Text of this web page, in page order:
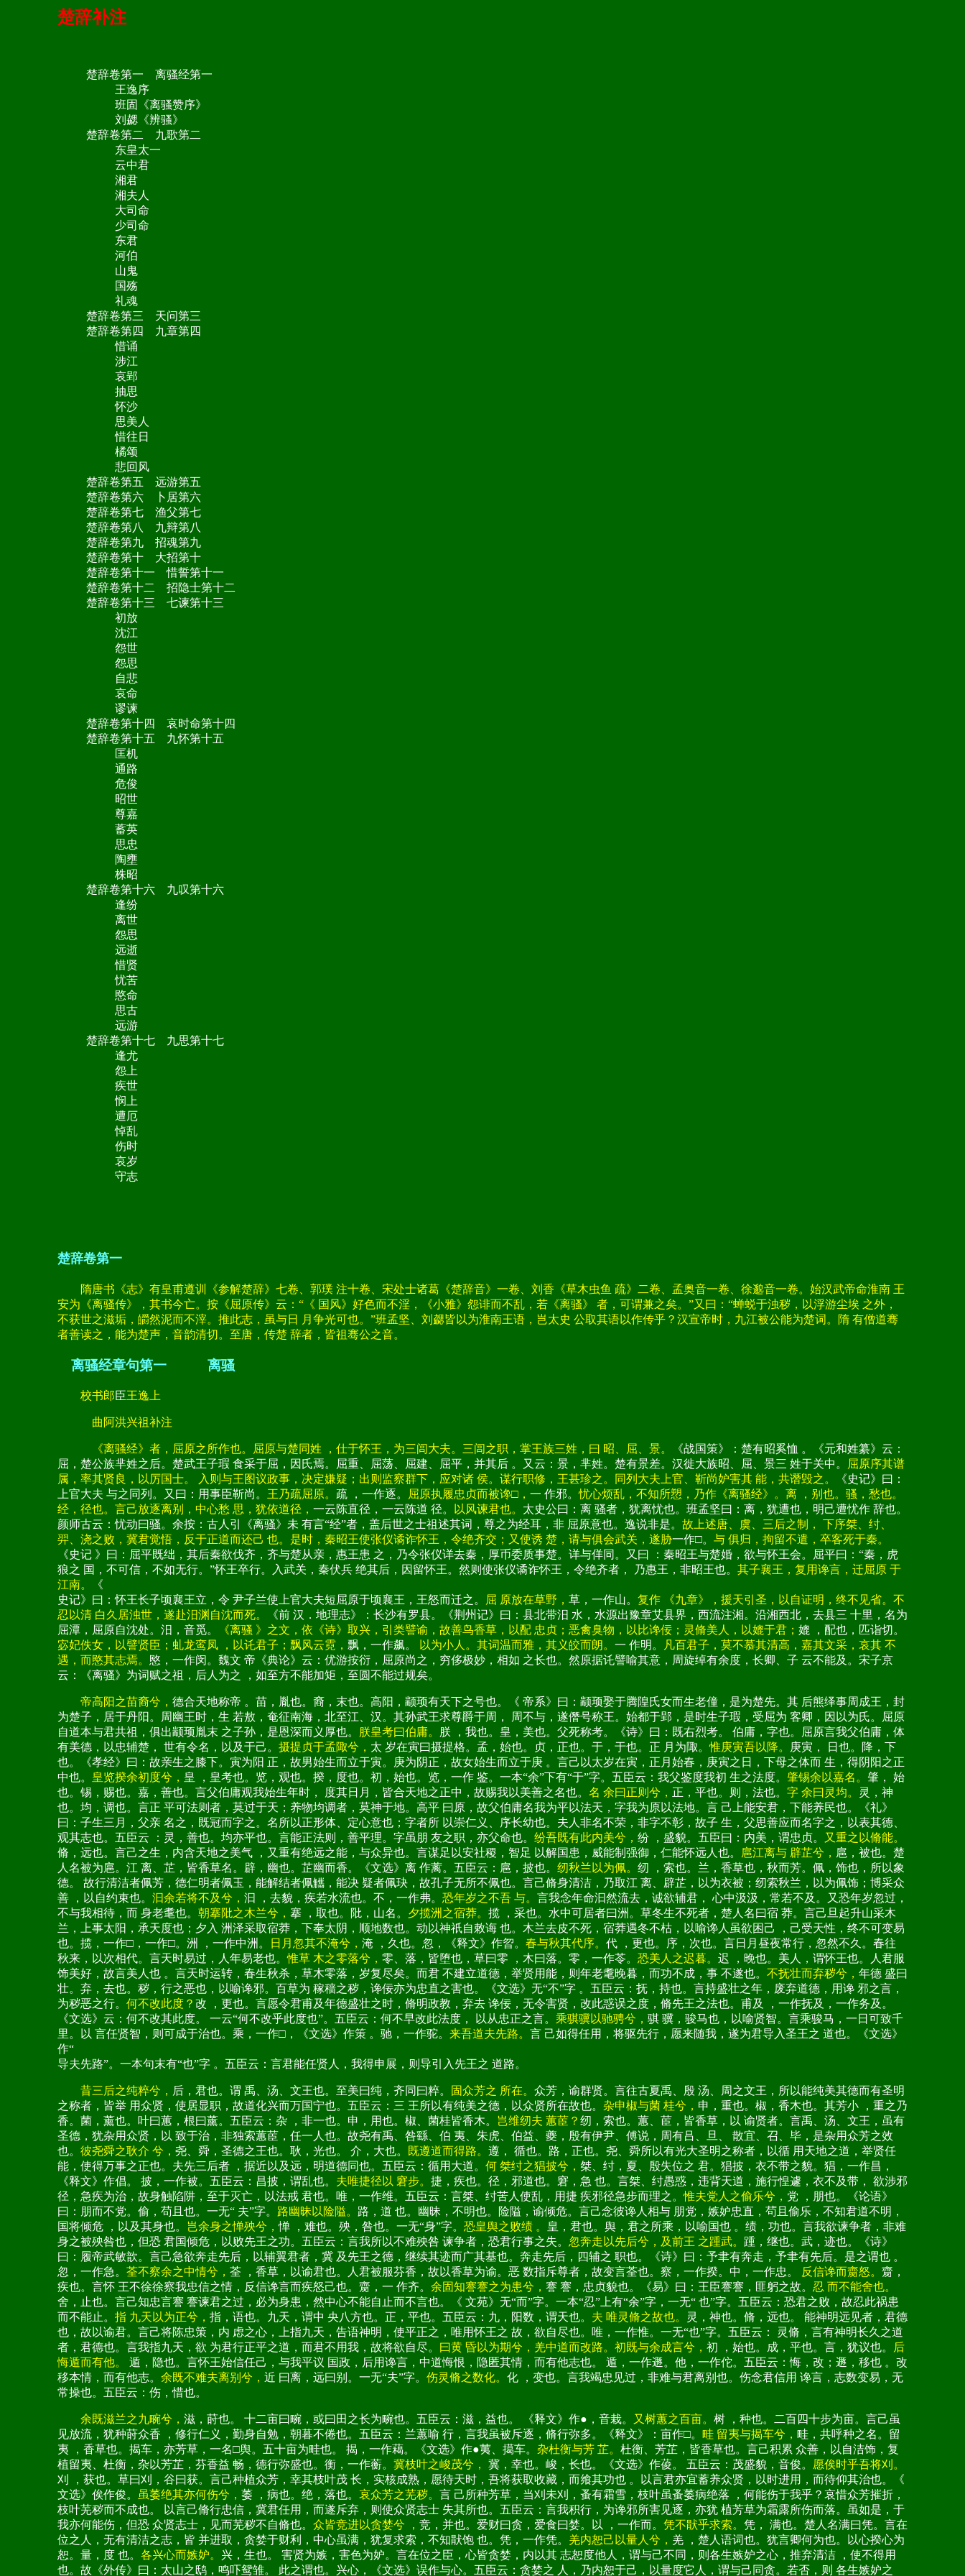
楚辞补注
楚辞卷第一 离骚经第一
王逸序
班固《离骚赞序》
刘勰《辨骚》
楚辞卷第二 九歌第二
东皇太一
云中君
湘君
湘夫人
大司命
少司命
东君
河伯
山鬼
国殇
礼魂
楚辞卷第三 天问第三
楚辞卷第四 九章第四
惜诵
涉江
哀郢
抽思
怀沙
思美人
惜往日
橘颂
悲回风
楚辞卷第五 远游第五
楚辞卷第六 卜居第六
楚辞卷第七 渔父第七
楚辞卷第八 九辩第八
楚辞卷第九 招魂第九
楚辞卷第十 大招第十
楚辞卷第十一 惜誓第十一
楚辞卷第十二 招隐士第十二
楚辞卷第十三 七谏第十三
初放
沈江
怨世
怨思
自悲
哀命
谬谏
楚辞卷第十四 哀时命第十四
楚辞卷第十五 九怀第十五
匡机
通路
危俊
昭世
尊嘉
蓄英
思忠
陶壅
株昭
楚辞卷第十六 九叹第十六
逢纷
离世
怨思
远逝
惜贤
忧苦
愍命
思古
远游
楚辞卷第十七 九思第十七
逢尤
怨上
疾世
悯上
遭厄
悼乱
伤时
哀岁
守志
楚辞卷第一
隋唐书《志》有皇甫遵训《参解楚辞》七卷、郭璞 注十卷、宋处士诸葛《楚辞音》一卷、刘香《草木虫鱼 疏》二卷、孟奥音一卷、徐邈音一卷。始汉武帝命淮南 王
安为《离骚传》，其书今亡。按《屈原传》云：“《 国风》好色而不淫，《小雅》怨诽而不乱，若《离骚》 者，可谓兼之矣。”又曰：“蝉蜕于浊秽，以浮游尘埃 之外，
不获世之滋垢，皭然泥而不滓。推此志，虽与日 月争光可也。”班孟坚、刘勰皆以为淮南王语，岂太史 公取其语以作传乎？汉宣帝时，九江被公能为楚词。隋 有僧道骞
者善读之，能为楚声，音韵清切。至唐，传楚 辞者，皆祖骞公之音。
离骚经章句第一 离骚
校书郎臣王逸上
曲阿洪兴祖补注
《离骚经》者，屈原之所作也。屈原与楚同姓 ，仕于怀王，为三闾大夫。三闾之职，掌王族三姓，曰 昭、屈、景。
《战国策》：楚有昭奚恤 。《元和姓纂》云：
屈，楚公族芈姓之后。楚武王子瑕 食采于屈，因氏焉。屈重、屈荡、屈建、屈平，并其后 。又云：景，芈姓。楚有景差。汉徙大族昭、屈、景三 姓于关中。
屈原序其谱
属，率其贤良，以厉国士。 入则与王图议政事，决定嫌疑；出则监察群下，应对诸 侯。谋行职修，王甚珍之。同列大夫上官、靳尚妒害其 能，共谮毁之。
《史记》曰：
上官大夫 与之同列。又曰：用事臣靳尚。 王乃疏屈原。 疏 ，一作逐。 屈原执履忠贞而被谗□， 一 作邪。忧心烦乱，不知所愬，乃作《离骚经》。离 ，别也。骚，愁也。
经，径也。言己放逐离别，中心愁 思，犹依道径， 一云陈直径，一云陈道 径。 以风谏君也。 太史公曰：离 骚者，犹离忧也。班孟坚曰：离，犹遭也，明己遭忧作 辞也。
颜师古云：忧动曰骚。余按：古人引《离骚》未 有言“经”者，盖后世之士祖述其词，尊之为经耳，非 屈原意也。逸说非是。 故上述唐、虞、三后之制， 下序桀、纣、
羿、浇之败，冀君觉悟，反于正道而还己 也。是时，秦昭王使张仪谲诈怀王，令绝齐交；又使诱 楚，请与俱会武关，遂胁一作□。 与 俱归，拘留不遣，卒客死于秦。
《史记 》曰：屈平既绌，其后秦欲伐齐，齐与楚从亲，惠王患 之，乃令张仪详去秦，厚币委质事楚。详与佯同。又曰 ：秦昭王与楚婚，欲与怀王会。屈平曰：“秦，虎
狼之 国，不可信，不如无行。”怀王卒行。入武关，秦伏兵 绝其后，因留怀王。然则使张仪谲诈怀王，令绝齐者， 乃惠王，非昭王也。 其子襄王，复用谗言，迁屈原 于
江南。
《
史记》曰：怀王长子顷襄王立，令 尹子兰使上官大夫短屈原于顷襄王，王怒而迁之。
屈 原放在草野， 草，一作山。 复作 《九章》，援天引圣，以自证明，终不见省。不
忍以清 白久居浊世，遂赴汨渊自沈而死。
《前 汉．地理志》：长沙有罗县。《荆州记》曰：县北带汨 水，水源出豫章艾县界，西流注湘。沿湘西北，去县三 十里，名为
屈潭，屈原自沈处。汨，音觅。
《离骚 》之文，依《诗》取兴，引类譬谕，故善鸟香草，以配 忠贞；恶禽臭物，以比谗佞；灵脩美人，以媲于君； 媲 ，配也，匹诣切。
宓妃佚女，以譬贤臣；虬龙鸾凤 ，以讬君子；飘风云霓， 飘，一作飙。 以为小人。其词温而雅，其义皎而朗。 一 作明。
凡百君子，莫不慕其清高，嘉其文采，哀其 不
遇，而愍其志焉。 愍，一作闵。魏文 帝《典论》云：优游按衍，屈原尚之，穷侈极妙，相如 之长也。然原据讬譬喻其意，周旋绰有余度，长卿、子 云不能及。宋子京
云：《离骚》为词赋之祖，后人为之 ，如至方不能加矩，至圆不能过规矣。
帝高阳之苗裔兮， 德合天地称帝 。苗，胤也。裔，末也。高阳，颛顼有天下之号也。《 帝系》曰：颛顼娶于腾隍氏女而生老僮，是为楚先。其 后熊绎事周成王，封
为楚子，居于丹阳。周幽王时，生 若敖，奄征南海，北至江、汉。其孙武王求尊爵于周， 周不与，遂僭号称王。始都于郢，是时生子瑕，受屈为 客卿，因以为氏。屈原
自道本与君共祖，俱出颛顼胤末 之子孙，是恩深而义厚也。 朕皇考曰伯庸。 朕 ，我也。皇，美也。父死称考。《诗》曰：既右烈考。 伯庸，字也。屈原言我父伯庸，体
有美德，以忠辅楚， 世有令名，以及于己。 摄提贞于孟陬兮， 太 岁在寅曰摄提格。孟，始也。贞，正也。于，于也。正 月为陬。惟庚寅吾以降。
庚寅， 日也。降，下
也。《孝经》曰：故亲生之膝下。寅为阳 正，故男始生而立于寅。庚为阴正，故女始生而立于庚 。言己以太岁在寅，正月始春，庚寅之日，下母之体而 生，得阴阳之正
中也。 皇览揆余初度兮， 皇 ，皇考也。览，观也。揆，度也。初，始也。览，一作 鉴。一本“余”下有“于”字。五臣云：我父鉴度我初 生之法度。 肇锡余以嘉名。 肇， 始
也。锡，赐也。嘉，善也。言父伯庸观我始生年时， 度其日月，皆合天地之正中，故赐我以美善之名也。 名 余曰正则兮， 正，平也。则，法也。 字 余曰灵均。
灵，神
也。均，调也。言正 平可法则者，莫过于天；养物均调者，莫神于地。高平 曰原，故父伯庸名我为平以法天，字我为原以法地。言 己上能安君，下能养民也。《礼》
曰：子生三月，父亲 名之，既冠而字之。名所以正形体、定心意也；字者所 以崇仁义、序长幼也。夫人非名不荣，非字不彰，故子 生，父思善应而名字之，以表其德、
观其志也。五臣云 ：灵，善也。均亦平也。言能正法则，善平理。字虽朋 友之职，亦父命也。 纷吾既有此内美兮， 纷 ，盛貌。五臣曰：内美，谓忠贞。
又重之以脩能。
脩，远也。言己之生，内含天地之美气 ，又重有绝远之能，与众异也。言谋足以安社稷，智足 以解国患，威能制强御，仁能怀远人也。
扈江离与 辟芷兮， 扈，被也。楚
人名被为扈。江 离、芷，皆香草名。辟，幽也。芷幽而香。《文选》离 作蓠。五臣云：扈，披也。 纫秋兰以为佩。 纫 ，索也。兰，香草也，秋而芳。佩，饰也，所以象
德。 故行清洁者佩芳，德仁明者佩玉，能解结者佩觿，能决 疑者佩玦，故孔子无所不佩也。言己脩身清洁，乃取江 离、辟芷，以为衣被；纫索秋兰，以为佩饰；博采众
善 ，以自约束也。 汩余若将不及兮， 汩 ，去貌，疾若水流也。不，一作弗。 恐年岁之不吾 与。 言我念年命汩然流去，诚欲辅君， 心中汲汲，常若不及。又恐年岁忽过，
不与我相待，而 身老耄也。 朝搴阰之木兰兮， 搴 ，取也。阰，山名。 夕揽洲之宿莽。 揽 ，采也。水中可居者曰洲。草冬生不死者，楚人名曰宿 莽。言己旦起升山采木
兰，上事太阳，承天度也；夕入 洲泽采取宿莽，下奉太阴，顺地数也。动以神祇自敕诲 也。木兰去皮不死，宿莽遇冬不枯，以喻谗人虽欲困己 ，己受天性，终不可变易
也。揽，一作□，一作□。洲 ，一作中洲。
日月忽其不淹兮， 淹 ，久也。忽，《释文》作曶。 春与秋其代序。 代 ，更也。序，次也。言日月昼夜常行，忽然不久。春往
秋来，以次相代。言天时易过，人年易老也。惟草 木之零落兮， 零、落，皆堕也，草曰零 ，木曰落。零，一作苓。 恐美人之迟暮。 迟 ，晚也。美人，谓怀王也。人君服
饰美好，故言美人也 。言天时运转，春生秋杀，草木零落，岁复尽矣。而君 不建立道德，举贤用能，则年老耄晚暮，而功不成，事 不遂也。 不抚壮而弃秽兮， 年德 盛曰
壮。弃，去也。秽，行之恶也，以喻谗邪。百草为 稼穑之秽，谗佞亦为忠直之害也。《文选》无“不”字 。五臣云：抚，持也。言持盛壮之年，废弃道德，用谗 邪之言，
为秽恶之行。 何不改此度？ 改 ，更也。言愿令君甫及年德盛壮之时，脩明政教，弃去 谗佞，无令害贤，改此惑误之度，脩先王之法也。甫及 ，一作抚及，一作务及。
《文选》云：何不改其此度。 一云“何不改乎此度也”。五臣云：何不早改此法度， 以从忠正之言。 乘骐骥以驰骋兮， 骐 骥，骏马也，以喻贤智。言乘骏马，一日可致千
里。以 言任贤智，则可成于治也。乘，一作□，《文选》作策 。驰，一作驼。 来吾道夫先路。 言 己如得任用，将驱先行，愿来随我，遂为君导入圣王之 道也。《文选》
作“
导夫先路”。一本句末有“也”字 。五臣云：言君能任贤人，我得申展，则导引入先王之 道路。
昔三后之纯粹兮， 后，君也。谓 禹、汤、文王也。至美曰纯，齐同曰粹。 固众芳之 所在。 众芳，谕群贤。言往古夏禹、殷 汤、周之文王，所以能纯美其德而有圣明
之称者，皆举 用众贤，使居显职，故道化兴而万国宁也。五臣云：三 王所以有纯美之德，以众贤所在故也。 杂申椒与菌 桂兮， 申，重也。椒，香木也。其芳小 ，重之乃
香。菌，薰也。叶曰蕙，根曰薰。五臣云：杂 ，非一也。申，用也。椒、菌桂皆香木。 岂维纫夫 蕙茞？ 纫，索也。蕙、茞，皆香草，以 谕贤者。言禹、汤、文王，虽有
圣德，犹杂用众贤，以 致于治，非独索蕙茞，任一人也。故尧有禹、咎繇、伯 夷、朱虎、伯益、夔，殷有伊尹、傅说，周有吕、旦、 散宜、召、毕，是杂用众芳之效
也。 彼尧舜之耿介 兮， 尧、舜，圣德之王也。耿，光也。 介，大也。 既遵道而得路。 遵， 循也。路，正也。尧、舜所以有光大圣明之称者，以循 用天地之道，举贤任
能，使得万事之正也。夫先三后者 ，据近以及远，明道德同也。五臣云：循用大道。 何 桀纣之猖披兮， 桀、纣，夏、殷失位之 君。猖披，衣不带之貌。猖，一作昌，
《释文》作倡。 披，一作被。五臣云：昌披，谓乱也。 夫唯捷径以 窘步。 捷，疾也。径，邪道也。窘，急 也。言桀、纣愚惑，违背天道，施行惶遽，衣不及带， 欲涉邪
径，急疾为治，故身触陷阱，至于灭亡，以法戒 君也。唯，一作维。五臣云：言桀、纣苦人使乱，用捷 疾邪径急步而理之。惟夫党人之偷乐兮， 党 ，朋也。《论语》
曰：朋而不党。偷，苟且也。一无“ 夫”字。 路幽昧以险隘。 路，道 也。幽昧，不明也。险隘，谕倾危。言己念彼谗人相与 朋党，嫉妒忠直，茍且偷乐，不知君道不明，
国将倾危 ，以及其身也。 岂余身之惮殃兮，惮 ，难也。殃，咎也。一无“身”字。 恐皇舆之败绩 。 皇，君也。舆，君之所乘，以喻国也 。绩，功也。言我欲谏争者，非难
身之被殃咎也，但恐 君国倾危，以败先王之功。五臣云：言我所以不难殃咎 谏争者，恐君行事之失。 忽奔走以先后兮，及前王 之踵武。 踵，继也。武，迹也。《诗》
曰：履帝武敏歆。言己急欲奔走先后，以辅翼君者，冀 及先王之德，继续其迹而广其基也。奔走先后，四辅之 职也。《诗》曰：予聿有奔走，予聿有先后。是之谓也 。
忽，一作急。 荃不察余之中情兮， 荃 ，香草，以谕君也。人君被服芬香，故以香草为谕。恶 数指斥尊者，故变言荃也。察，一作揆。中，一作忠。 反信谗而齌怒。 齌，
疾也。言怀 王不徐徐察我忠信之情，反信谗言而疾怒己也。齌，一 作齐。 余固知謇謇之为患兮， 謇 謇，忠贞貌也。《易》曰：王臣謇謇，匪躬之故。 忍 而不能舍也。
舍，止也。言己知忠言謇 謇谏君之过，必为身患，然中心不能自止而不言也。《 文苑》无“而”字。一本“忍”上有“余”字，一无“ 也”字。五臣云：恐君之败，故忍此祸患
而不能止。 指 九天以为正兮， 指，语也。九天，谓中 央八方也。正，平也。五臣云：九，阳数，谓天也。 夫 唯灵脩之故也。
灵，神也。脩，远也。 能神明远见者，君德
也，故以谕君。言己将陈忠策，内 虑之心，上指九天，告语神明，使平正之，唯用怀王之 故，欲自尽也。唯，一作惟。一无“也”字。五臣云： 灵脩，言有神明长久之道
者，君德也。言我指九天，欲 为君行正平之道，而君不用我，故将欲自尽。 曰黄 昏以为期兮，羌中道而改路。初既与余成言兮， 初 ，始也。成，平也。言，犹议也。
后
悔遁而有他。 遁，隐也。言怀王始信任己，与我平议 国政，后用谗言，中道悔恨，隐匿其情，而有他志也。 遁，一作遯。他，一作佗。五臣云：悔，改；遯，移也 。改
移本情，而有他志。 余既不难夫离别兮， 近 曰离，远曰别。一无“夫”字。 伤灵脩之数化。 化 ，变也。言我竭忠见过，非难与君离别也。伤念君信用 谗言，志数变易，无
常操也。五臣云：伤，惜也。
余既滋兰之九畹兮， 滋，莳也。 十二亩曰畹，或曰田之长为畹也。五臣云：滋，益也。 《释文》作●，音栽。 又树蕙之百亩。 树 ，种也。二百四十步为亩。言己虽
见放流，犹种莳众香 ，修行仁义，勤身自勉，朝暮不倦也。五臣云：兰蕙喻 行，言我虽被斥逐，脩行弥多。《释文》：亩作□。 畦 留夷与揭车兮， 畦，共呼种之名。留
夷 ，香草也。揭车，亦芳草，一名□舆。五十亩为畦也。 揭，一作藒。《文选》作●荑、擖车。 杂杜衡与芳 芷。 杜衡、芳芷，皆香草也。言己积累 众善，以自洁饰，复
植留夷、杜衡，杂以芳芷，芬香益 畅，德行弥盛也。衡，一作蘅。 冀枝叶之峻茂兮， 冀，幸也。峻，长也。《文选》作葰。 五臣云：茂盛貌，音俊。 愿俟时乎吾将刈。
刈 ，获也。草曰刈，谷曰获。言己种植众芳，幸其枝叶茂 长，实核成熟，愿待天时，吾将获取收藏，而飨其功也 。以言君亦宜蓄养众贤，以时进用，而待仰其治也。《
文选》俟作俊。
虽萎绝其亦何伤兮， 萎 ，病也。绝，落也。 哀众芳之芜秽。 言 己所种芳草，当刈未刈，蚤有霜雪，枝叶虽蚤萎病绝落 ，何能伤于我乎？哀惜众芳摧折，
枝叶芜秽而不成也。 以言己脩行忠信，冀君任用，而遂斥弃，则使众贤志士 失其所也。五臣云：言我积行，为谗邪所害见逐，亦犹 植芳草为霜露所伤而落。虽如是，于
我亦何能伤，但恐 众贤志士，见而芜秽不自脩也。 众皆竞进以贪婪兮 ， 竞，并也。爱财曰贪，爱食曰婪。以 ，一作而。 凭不猒乎求索。 凭， 满也。楚人名满曰凭。言在
位之人，无有清洁之志，皆 并进取，贪婪于财利，中心虽满，犹复求索，不知猒饱 也。凭，一作凭。 羌内恕己以量人兮， 羌 ，楚人语词也。犹言卿何为也。以心揆心为
恕。量，度 也。 各兴心而嫉妒。 兴，生也。 害贤为嫉，害色为妒。言在位之臣，心皆贪婪，内以其 志恕度他人，谓与己不同，则各生嫉妒之心，推弃清洁 ，使不得用
也。故《外传》曰：太山之鸱，鸣吓鸳雏。 此之谓也。兴心，《文选》误作与心。五臣云：贪婪之 人，乃内恕于己，以量度它人，谓与己同贪。若否，则 各生嫉妒之